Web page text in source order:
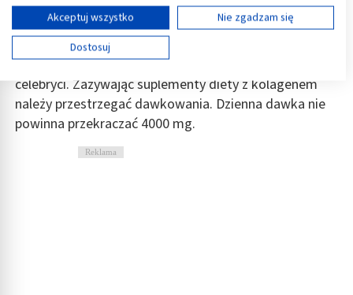
Aczkolwiek warto podkreślić, że coraz większą
popularnością cieszy się kolagen w płynie, który w
mediach społecznościowych promują gwiazdy i
celebryci. Zażywając suplementy diety z kolagenem
należy przestrzegać dawkowania. Dzienna dawka nie
powinna przekraczać 4000 mg.
Reklama
Wyświetl listę partnerów (11 dostawców IAB)
Używamy Twoich danych w następujących celach:
Cele przetwarzania IAB:
Przechowywanie informacji na urządzeniu lub
dostęp do nich
Wykorzystywanie ograniczonych danych do
Akceptuj wszystko
Nie zgadzam się
Dostosuj